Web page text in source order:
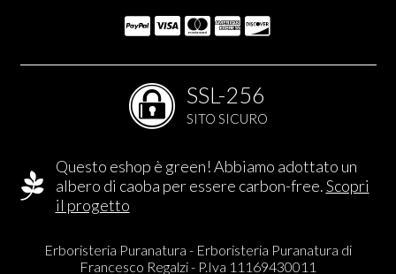
SSL-256
SITO SICURO
Questo eshop è green! Abbiamo adottato un
albero di caoba per essere carbon-free.Scopri
il progetto
Erboristeria Puranatura - Erboristeria Puranatura di
Francesco Regalzi - P.Iva 11169430011